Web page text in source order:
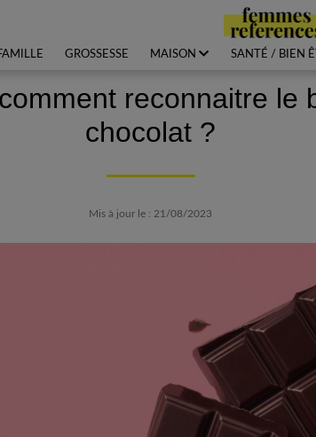
GROSSESSE MAISON SANTÉ / BIEN
reconnaitre le
chocolat ?
Mis à jour le : 21/08/2023